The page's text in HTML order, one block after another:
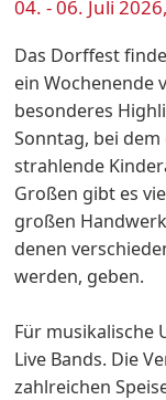
04. - 06. Juli
Das Dorffest
ein Wochenende
besonderes
Sonntag, bei
strahlende
Großen gibt es
großen
denen
werden, geben.
Für musikalische
Live Bands. Die
zahlreichen